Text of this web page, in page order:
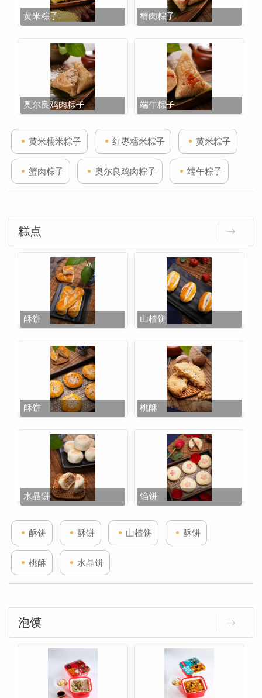
黄米粽子 蟹肉粽子
奥尔良鸡肉粽子 端午粽子
黄米糯米粽子 红枣糯米粽子 黄米粽子
蟹肉粽子 奥尔良鸡肉粽子 端午粽子
糕点
酥饼 山楂饼
酥饼 桃酥
水晶饼 馅饼
酥饼 酥饼 山楂饼 酥饼
桃酥 水晶饼
泡馍